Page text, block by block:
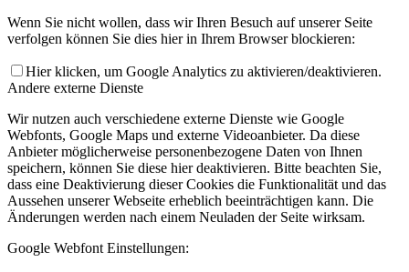
Wenn Sie nicht wollen, dass wir Ihren Besuch auf unserer Seite
verfolgen können Sie dies hier in Ihrem Browser blockieren:
Hier klicken, um Google Analytics zu aktivieren/deaktivieren.
Andere externe Dienste
Wir nutzen auch verschiedene externe Dienste wie Google
Webfonts, Google Maps und externe Videoanbieter. Da diese
Anbieter möglicherweise personenbezogene Daten von Ihnen
speichern, können Sie diese hier deaktivieren. Bitte beachten Sie,
dass eine Deaktivierung dieser Cookies die Funktionalität und das
Aussehen unserer Webseite erheblich beeinträchtigen kann. Die
Änderungen werden nach einem Neuladen der Seite wirksam.
Google Webfont Einstellungen: